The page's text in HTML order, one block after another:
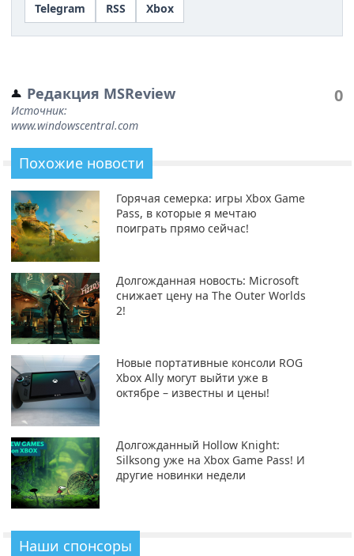
Telegram
RSS Xbox
Редакция MSReview
Источник:
www.windowscentral.com
0
Похожие новости
Горячая семерка: игры Xbox Game
Pass, в которые я мечтаю
поиграть прямо сейчас!
Долгожданная новость: Microsoft
снижает цену на The Outer Worlds
2!
Новые портативные консоли ROG
Xbox Ally могут выйти уже в
октябре – известны и цены!
Долгожданный Hollow Knight:
Silksong уже на Xbox Game Pass! И
другие новинки недели
Наши спонсоры